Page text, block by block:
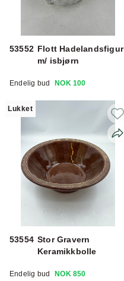
53552 Flott Hadelandsfigur
m/ isbjørn
Endelig bud NOK 100
Lukket
53554 Stor Gravern
Keramikkbolle
Endelig bud NOK 850